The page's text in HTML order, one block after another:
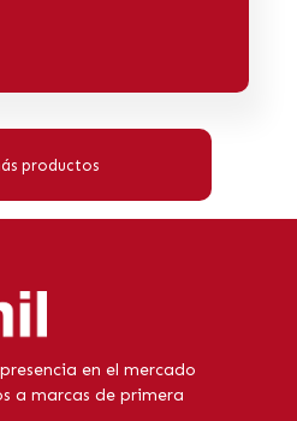
productos
en el mercado
a marcas de primera